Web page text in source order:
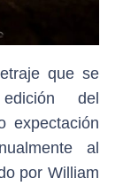
que se
del
expectación
al
por William